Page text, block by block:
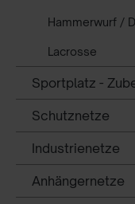
Hammerwurf /
Lacrosse
Sportplatz -
Schutznetze
Industrienetze
Anhängernetze